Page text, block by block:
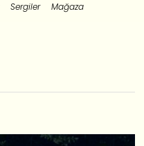
Sergiler Mağaza